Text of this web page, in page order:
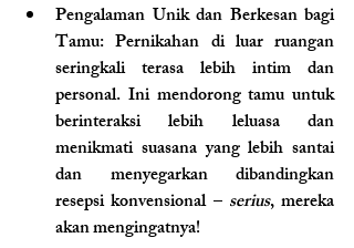
Pengalaman Unik dan Berkesan bagi
Tamu: Pernikahan di luar ruangan
seringkali terasa lebih intim dan
personal. Ini mendorong tamu untuk
berinteraksi lebih leluasa dan
menikmati suasana yang lebih santai
dan menyegarkan dibandingkan
resepsi konvensional – serius, mereka
akan mengingatnya!